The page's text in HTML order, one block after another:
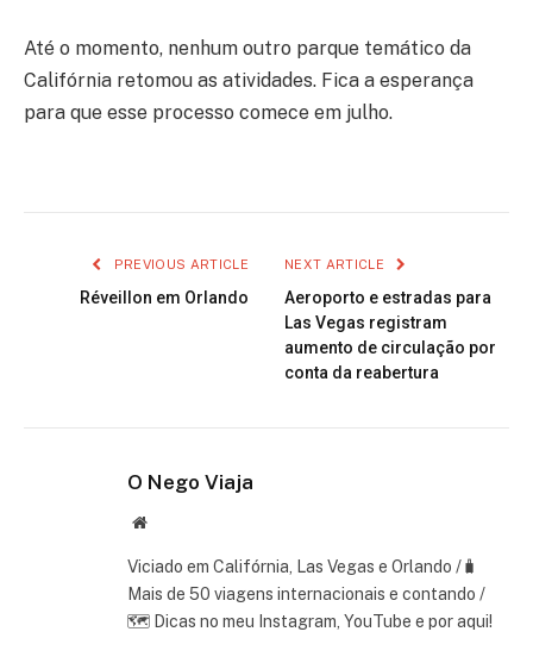
Até o momento, nenhum outro parque temático da
Califórnia retomou as atividades. Fica a esperança
para que esse processo comece em julho.
PREVIOUS ARTICLE
Réveillon em Orlando
NEXT ARTICLE
Aeroporto e estradas para
Las Vegas registram
aumento de circulação por
conta da reabertura
O Nego Viaja
Website
Viciado em Califórnia, Las Vegas e Orlando /🧳
Mais de 50 viagens internacionais e contando /
🗺 Dicas no meu Instagram, YouTube e por aqui!